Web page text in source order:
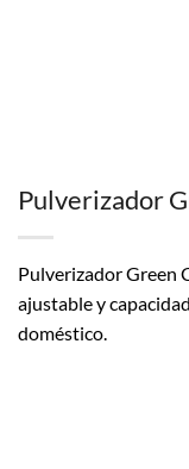
Pulverizador
Pulverizador Green
ajustable y
doméstico.